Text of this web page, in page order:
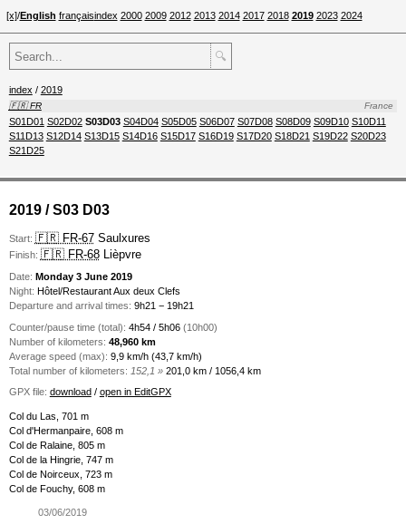
[x]/English françaisindex 2000 2009 2012 2013 2014 2017 2018 2019 2023 2024
🔍
index / 2019
🇫🇷 FR France
S01D01 S02D02 S03D03 S04D04 S05D05 S06D07 S07D08 S08D09 S09D10 S10D11
S11D13 S12D14 S13D15 S14D16 S15D17 S16D19 S17D20 S18D21 S19D22 S20D23
S21D25
2019 / S03 D03
Start: 🇫🇷 FR-67Saulxures
Finish: 🇫🇷 FR-68Lièpvre
Date: Monday 3 June 2019
Night: Hôtel/Restaurant Aux deux Clefs
Departure and arrival times: 9h21 − 19h21
Counter/pause time (total): 4h54 / 5h06 (10h00)
Number of kilometers: 48,960 km
Average speed (max): 9,9 km/h (43,7 km/h)
Total number of kilometers: 152,1 »201,0 km / 1056,4 km
GPX file: download / open in EditGPX
Col du Las, 701 m
Col d'Hermanpaire, 608 m
Col de Ralaine, 805 m
Col de la Hingrie, 747 m
Col de Noirceux, 723 m
Col de Fouchy, 608 m
03/06/2019